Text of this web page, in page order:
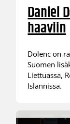
Daniel
haaviin
Dolenc on
Suomen
Liettuassa,
Islannissa.